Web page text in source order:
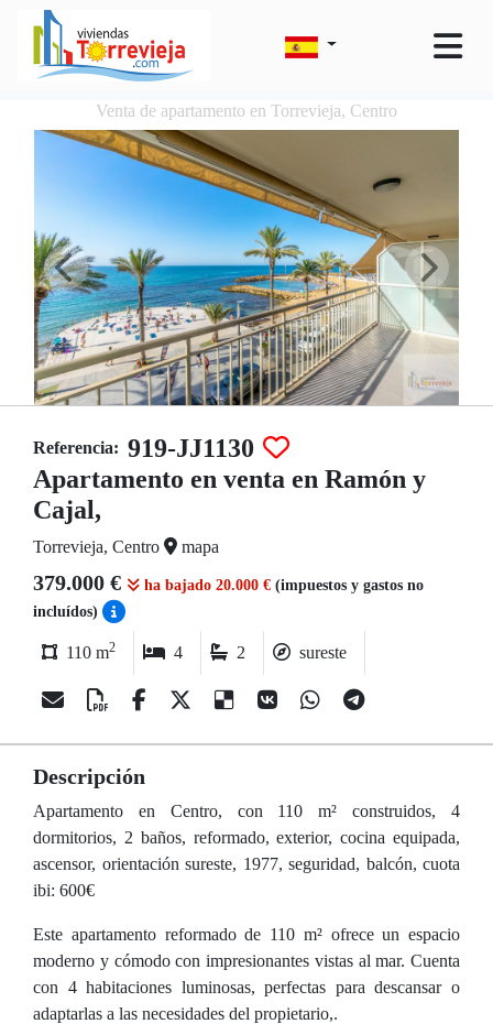
Venta de apartamento en Torrevieja, Centro
Referencia: 919-JJ1130
Apartamento en venta en Ramón y
Cajal,
Torrevieja, Centro mapa
379.000 € ha bajado 20.000 € (impuestos y gastos no
incluídos)
110 m2 4 2 sureste
Descripción
Apartamento en Centro, con 110 m² construidos, 4
dormitorios, 2 baños, reformado, exterior, cocina equipada,
ascensor, orientación sureste, 1977, seguridad, balcón, cuota
ibi: 600€
Este apartamento reformado de 110 m² ofrece un espacio
moderno y cómodo con impresionantes vistas al mar. Cuenta
con 4 habitaciones luminosas, perfectas para descansar o
adaptarlas a las necesidades del propietario,.